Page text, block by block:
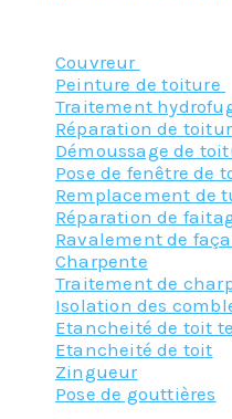
Couvreur
Peinture de toiture
Traitement
Réparation de
Démoussage de
Pose de fenêtre de
Remplacement de
Réparation de
Ravalement de
Charpente
Traitement de
Isolation des
Etancheité de toit
Etancheité de toit
Zingueur
Pose de gouttières